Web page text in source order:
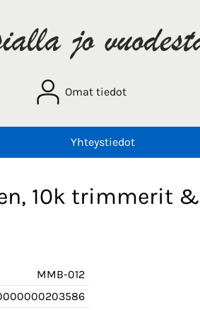
Omat tiedot
Yhteystiedot
10k trimmerit &
MMB-012